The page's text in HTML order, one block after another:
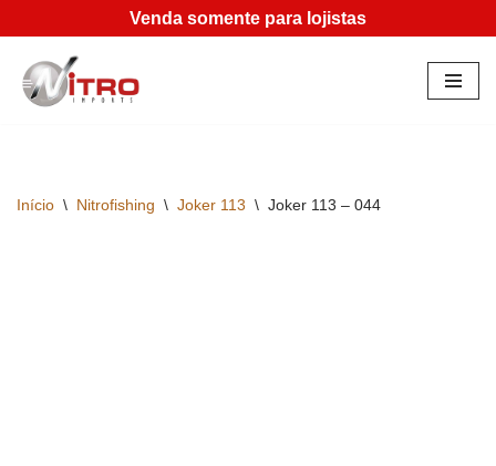
Pular
para
Venda somente para lojistas
Início \ Nitrofishing \ Joker 113 \ Joker 113 – 044